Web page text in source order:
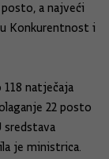
a najveći
Konkurentnost i
natječaja
22 posto
sredstava
je ministrica.